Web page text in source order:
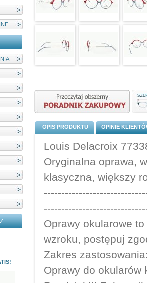
WYPRZEDAŻ
MYSTIQUE M22204C1 ETUI I
OPIS PRODUKTU OPINIE
Louis Delacroix
Oryginalna oprawa,
klasyczna, większy
Oprawy okularowe
wzroku, postępuj
Zakres
Oprawy do okularów